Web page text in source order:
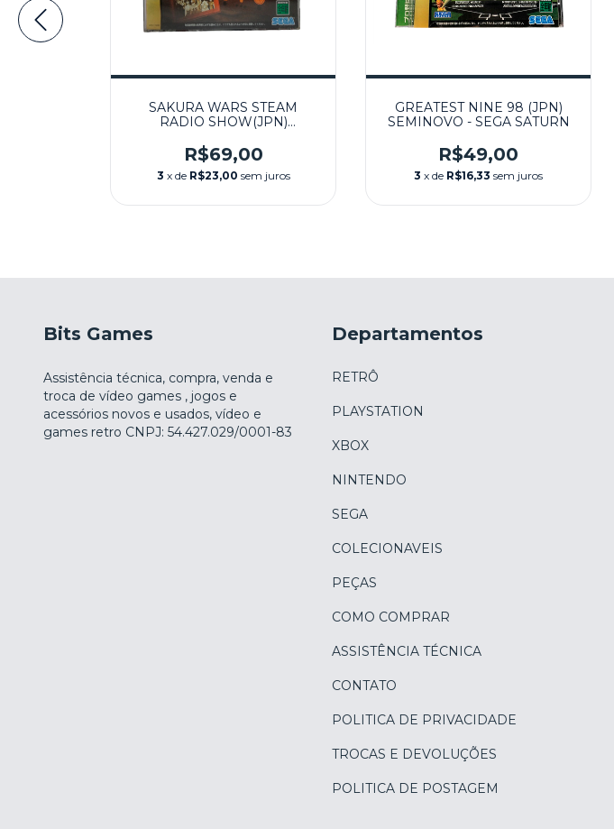
SAKURA WARS STEAM
RADIO SHOW(JPN)
R$69,00
3 x de R$23,00 sem juros
GREATEST NINE 98 (JPN)
SEMINOVO - SEGA SATURN
R$49,00
3 x de R$16,33 sem juros
Bits Games
Assistência técnica, compra, venda e
troca de vídeo games , jogos e
acessórios novos e usados, vídeo e
games retro CNPJ: 54.427.029/0001-83
Departamentos
RETRÔ
PLAYSTATION
XBOX
NINTENDO
SEGA
COLECIONAVEIS
PEÇAS
COMO COMPRAR
ASSISTÊNCIA TÉCNICA
CONTATO
POLITICA DE PRIVACIDADE
TROCAS E DEVOLUÇÕES
POLITICA DE POSTAGEM